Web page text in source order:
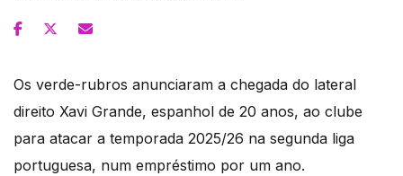
Os verde-rubros anunciaram a chegada do lateral
direito Xavi Grande, espanhol de 20 anos, ao clube
para atacar a temporada 2025/26 na segunda liga
portuguesa, num empréstimo por um ano.